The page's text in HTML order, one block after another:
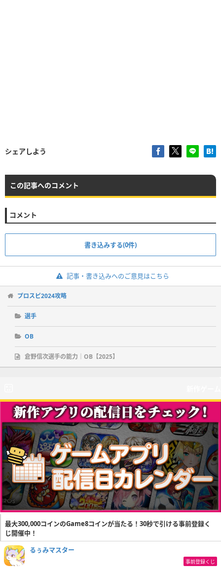
シェアしよう
この記事へのコメント
コメント
書き込みする(0件)
記事・書き込みへのご意見はこちら
プロスピ2024攻略
選手
OB
倉野信次選手の能力｜OB【2025】
最大300,000コインのGame8コインが当たる！30秒で引ける事前登録く
じ開催中！
るぅみマスター
事前登録くじ